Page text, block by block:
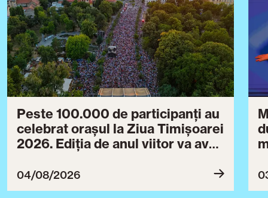
Peste 100.000 de participanți au
celebrat orașul la Ziua Timișoarei
2026. Ediția de anul viitor va avea
04/08/2026